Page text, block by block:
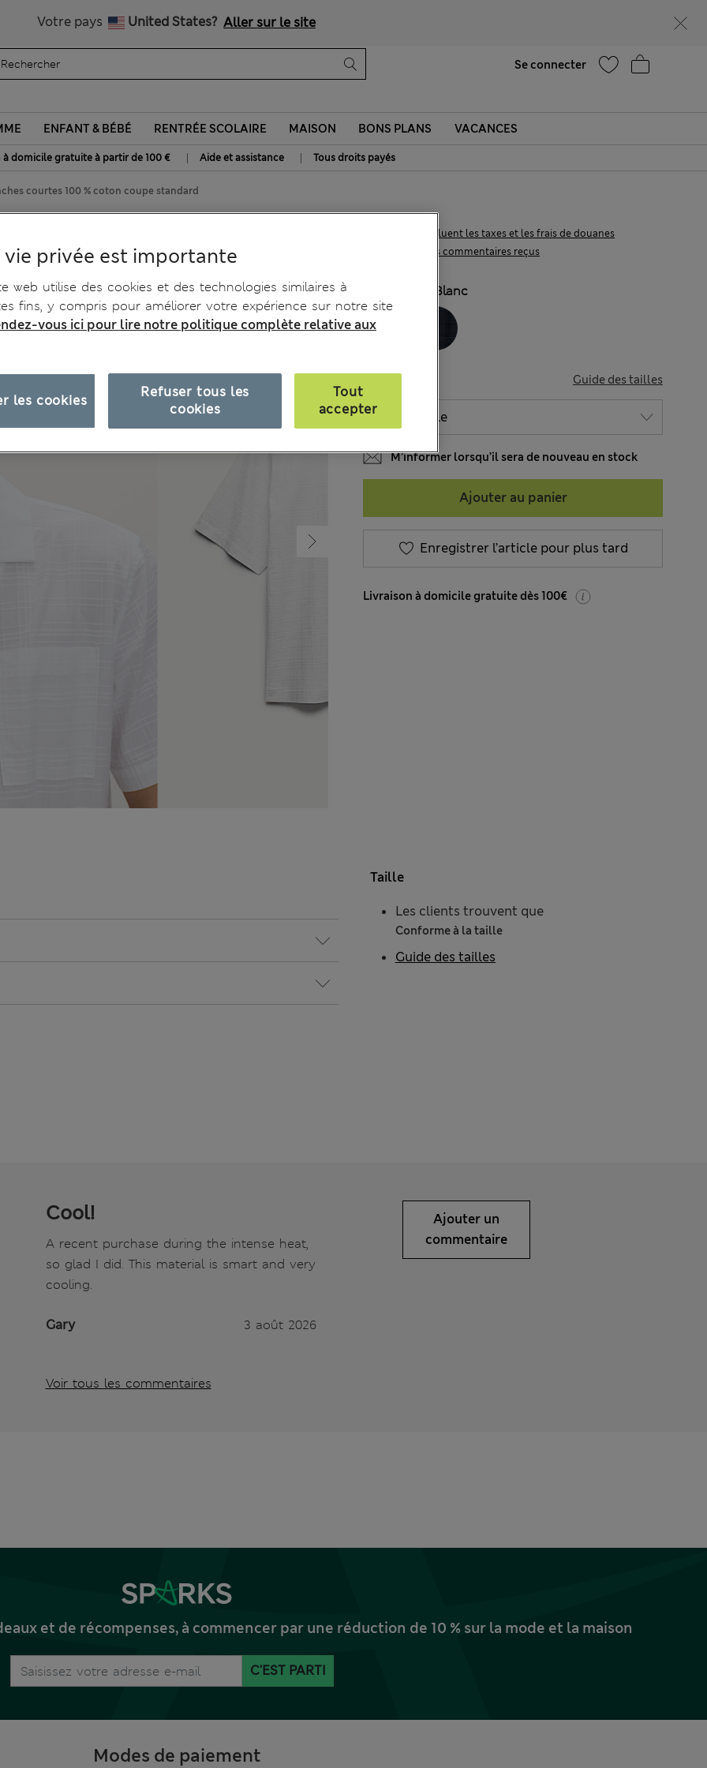
Votre pays United States? Aller sur le site
Se connecter
ENFANT & BÉBÉ RENTRÉE SCOLAIRE MAISON BONS PLANS VACANCES
à domicile gratuite à partir de 100 € | Aide et assistance | Tous droits payés
courtes 100 % coton coupe standard
100 % coton coupe 19 les commentaires reçus
€50,00
Tous les prix incluent les taxes et les frais de douanes
Blanc
TAILLE Guide des tailles
M’informer lorsqu’il sera de nouveau en stock
Ajouter au panier
Enregistrer l’article pour plus tard
Livraison à domicile gratuite dès 100€
Taille
Les clients trouvent que
Conforme à la taille
Guide des tailles
Cool!
A recent purchase during the intense heat,
so glad I did. This material is smart and very
cooling.
Gary 3 août 2026
Voir tous les commentaires
Ajouter un
commentaire
et de récompenses, à commencer par une réduction de 10 % sur la mode et la maison
C'EST PARTI
Modes de paiement
vie privée est importante
web utilise des cookies et des technologies similaires à
fins, y compris pour améliorer votre expérience sur notre site
vous ici pour lire notre politique complète relative aux
Refuser tous les
cookies
Tout
accepter
les cookies